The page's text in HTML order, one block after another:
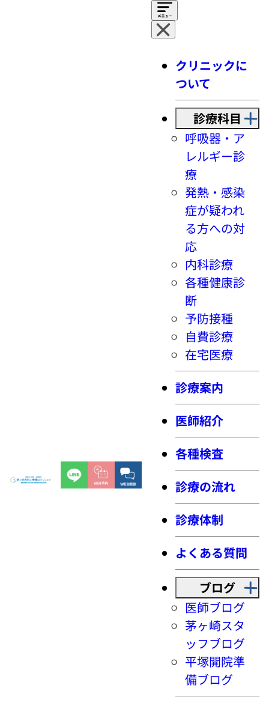
クリニックに
ついて
診療科目
呼吸器・ア
レルギー診
療
発熱・感染
症が疑われ
る方への対
応
内科診療
各種健康診
断
予防接種
自費診療
在宅医療
診療案内
医師紹介
各種検査
診療の流れ
診療体制
よくある質問
ブログ
医師ブログ
茅ヶ崎スタ
ッフブログ
平塚開院準
備ブログ